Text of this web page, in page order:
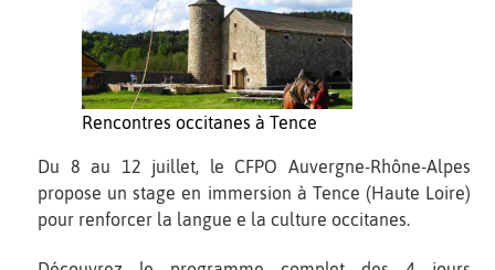
Rencontres occitanes à Tence
Du 8 au 12 juillet, le CFPO Auvergne-Rhône-Alpes
propose un stage en immersion à Tence (Haute Loire)
pour renforcer la langue e la culture occitanes.